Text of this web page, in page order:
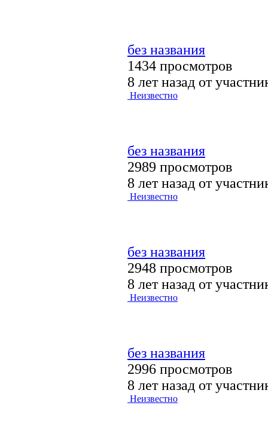
без названия
1434 просмотров
8 лет назад от
Неизвестно
без названия
2989 просмотров
8 лет назад от
Неизвестно
без названия
2948 просмотров
8 лет назад от
Неизвестно
без названия
2996 просмотров
8 лет назад от
Неизвестно